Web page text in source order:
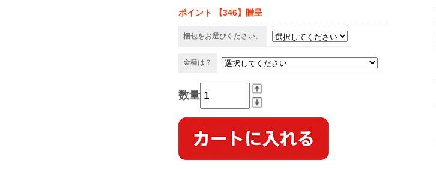
ポイント 【346】贈呈
梱包をお選びください。
金種は？
数量